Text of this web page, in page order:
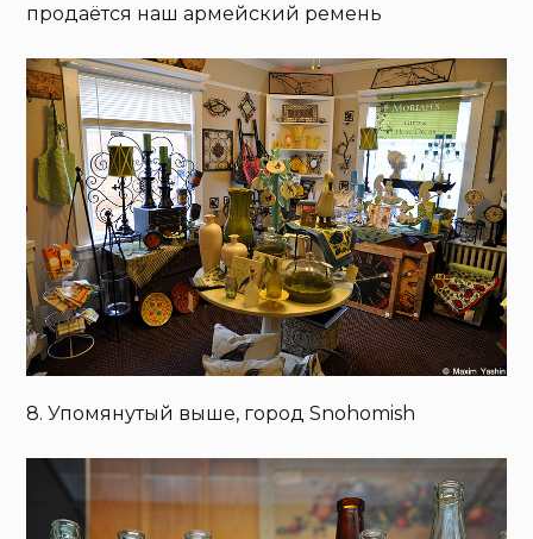
продаётся наш армейский ремень
8. Упомянутый выше, город Snohomish